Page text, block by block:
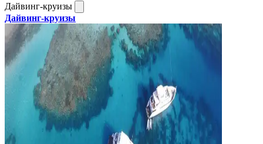
Дайвинг-круизы
Дайвинг-круизы